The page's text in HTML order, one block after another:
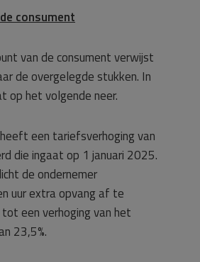
consument
van de consument verwijst
de overgelegde stukken. In
op het volgende neer.
een tariefsverhoging van
die ingaat op 1 januari 2025.
de ondernemer
uur extra opvang af te
een verhoging van het
23,5%.